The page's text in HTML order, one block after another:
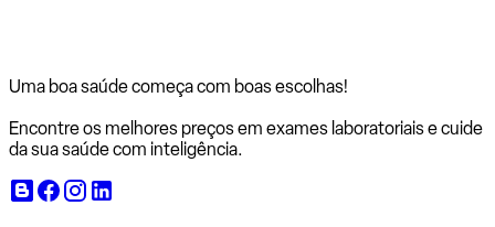
Uma boa saúde começa com boas escolhas!
Encontre os melhores preços em exames laboratoriais e cuide
da sua saúde com inteligência.